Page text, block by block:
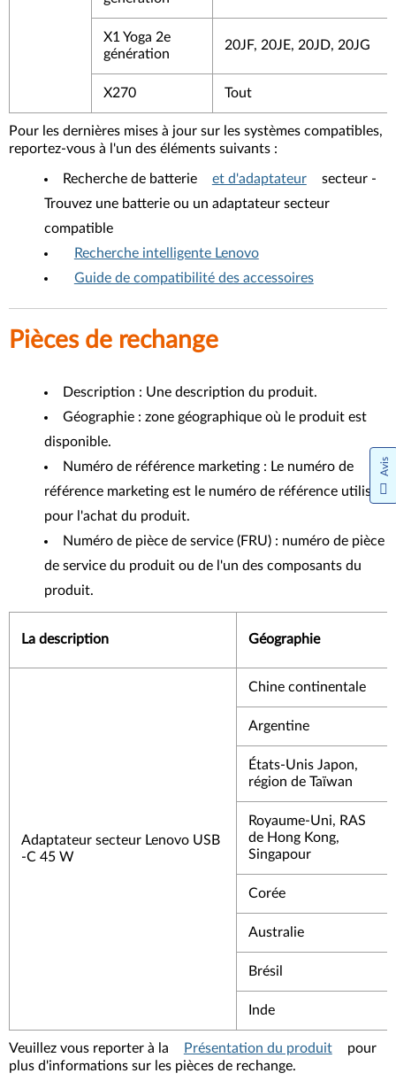
X1 Yoga 2e
génération
20JF, 20JE, 20JD, 20JG
X270 Tout
Pour les dernières mises à jour sur les systèmes compatibles,
reportez-vous à l'un des éléments suivants :
Recherche de batterie et d'adaptateur
secteur -
Trouvez une batterie ou un adaptateur secteur
compatible
Recherche intelligente Lenovo
Guide de compatibilité des accessoires
Pièces de rechange
Description : Une description du produit.
Géographie : zone géographique où le produit est
disponible.
Numéro de référence marketing : Le numéro de
référence marketing est le numéro de référence utilisé
pour l'achat du produit.
Numéro de pièce de service (FRU) : numéro de pièce
de service du produit ou de l'un des composants du
produit.
La description Géographie
Adaptateur secteur Lenovo USB
-C 45 W
Chine continentale
Argentine
États-Unis Japon,
région de Taïwan
Royaume-Uni, RAS
de Hong Kong,
Singapour
Corée
Australie
Brésil
Inde
Veuillez vous reporter à la Présentation du produit
pour
plus d'informations sur les pièces de rechange.
Avis